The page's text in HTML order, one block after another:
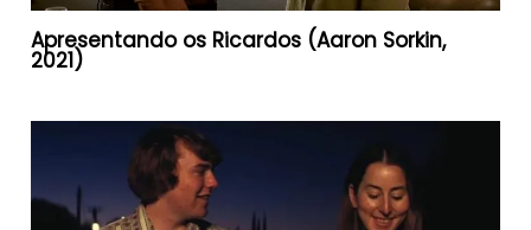
Apresentando os Ricardos (Aaron Sorkin,
2021)